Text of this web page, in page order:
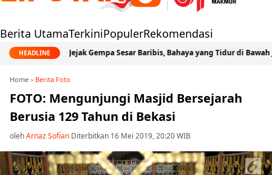
Berita UtamaTerkiniPopulerRekomendasi
HEADLINE
Jejak Gempa Sesar Baribis, Bahaya yang Tidur di Bawah Jabodetabek
Home Berita Foto
FOTO: Mengunjungi Masjid Bersejarah
Berusia 129 Tahun di Bekasi
olehArnaz Sofian Diterbitkan 16 Mei 2019, 20:20 WIB